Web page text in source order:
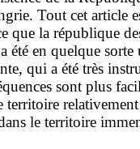
Tout cet article
que la république
été en quelque sorte
qui a été très
sont plus
territoire
le territoire